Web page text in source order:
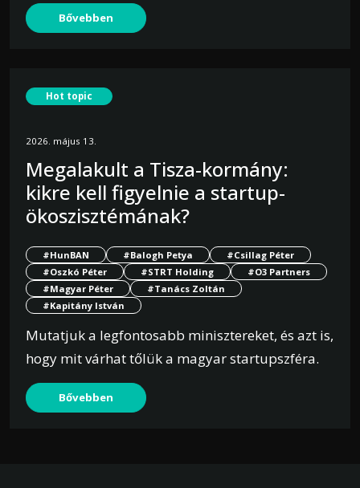
Bővebben
Hot topic
2026. május 13.
Megalakult a Tisza-kormány:
kikre kell figyelnie a startup-
ökoszisztémának?
#HunBAN #Balogh Petya
#Csillag Péter
#Oszkó Péter
#STRT Holding
#O3 Partners
#Magyar Péter
#Tanács Zoltán
#Kapitány István
Mutatjuk a legfontosabb minisztereket, és azt is,
hogy mit várhat tőlük a magyar startupszféra.
Bővebben